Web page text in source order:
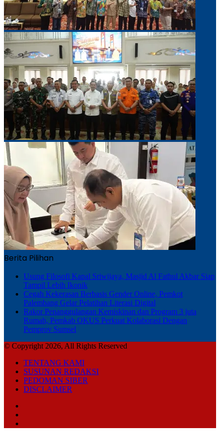
Berita Pilihan
Usung Filosofi Kapal Sriwijaya, Masjid Al Fathul Akbar Siap
Tampil Lebih Ikonik
Cegah Kekerasan Berbasis Gender Online, Pemkot
Palembang Gelar Pelatihan Literasi Digital
Rakor Penanggulangan Kemiskinan dan Program 3 juta
Rumah, Pemkab OKUS Perkuat Kolaborasi Dengan
Pemprov Sumsel
© Copyright 2026, All Rights Reserved
TENTANG KAMI
SUSUNAN REDAKSI
PEDOMAN SIBER
DISCLAIMER